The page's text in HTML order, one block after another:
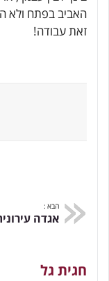
האביב בפתח ולא
זאת עבודה!
הבא :
אגדה
חגית גל